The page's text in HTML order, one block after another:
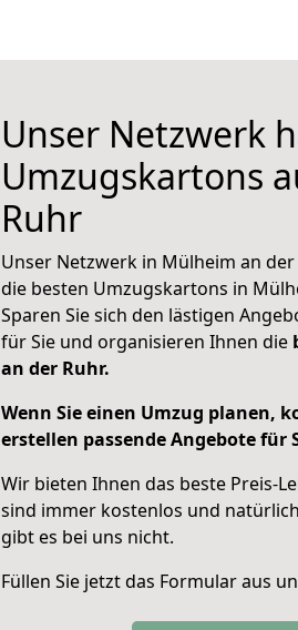
Unser Netzwerk
Umzugskartons
Ruhr
Unser Netzwerk in Mülheim an
die besten Umzugskartons in
Sparen Sie sich den lästigen
für Sie und organisieren Ihnen die
an der Ruhr.
Wenn Sie einen Umzug planen,
erstellen passende Angebote für
Wir bieten Ihnen das beste Preis-
sind immer kostenlos und
gibt es bei uns nicht.
Füllen Sie jetzt das Formular aus